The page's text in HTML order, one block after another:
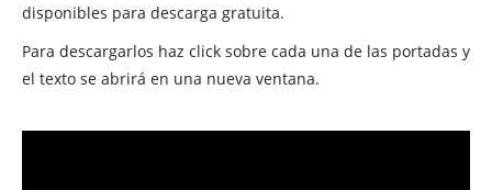
disponibles para descarga gratuita.
Para descargarlos haz click sobre cada una de las portadas y
el texto se abrirá en una nueva ventana.